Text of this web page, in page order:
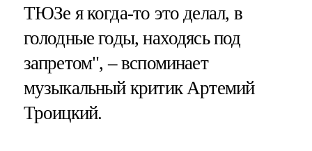
ТЮЗе я когда-то это делал, в
голодные годы, находясь под
запретом", – вспоминает
музыкальный критик Артемий
Троицкий.